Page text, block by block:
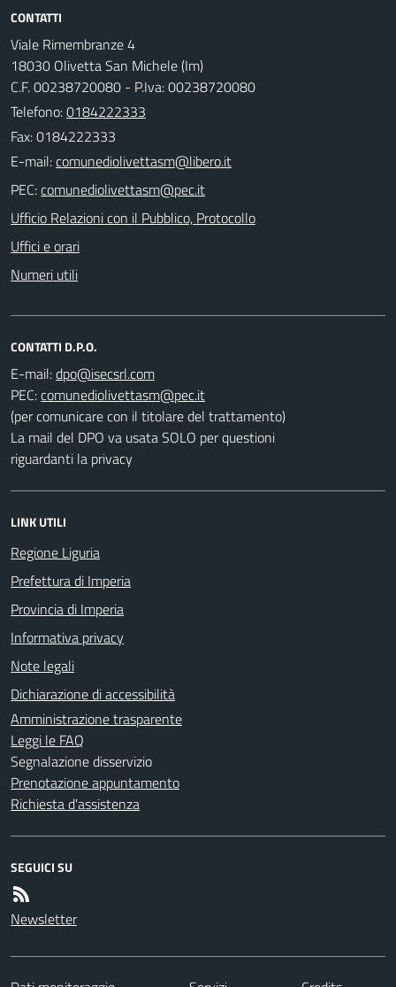
CONTATTI
Viale Rimembranze 4
18030 Olivetta San Michele (Im)
C.F. 00238720080 - P.Iva: 00238720080
Telefono:0184222333
Fax: 0184222333
E-mail:
PEC:
Ufficio Relazioni con il Pubblico, Protocollo
Uffici e orari
Numeri utili
CONTATTI D.P.O.
E-mail:
PEC:
(per comunicare con il titolare del trattamento)
La mail del DPO va usata SOLO per questioni
riguardanti la privacy
LINK UTILI
Regione Liguria
Prefettura di Imperia
Provincia di Imperia
Informativa privacy
Note legali
Dichiarazione di accessibilità
Amministrazione trasparente
Leggi le FAQ
Segnalazione disservizio
Prenotazione appuntamento
Richiesta d'assistenza
SEGUICI SU
Newsletter